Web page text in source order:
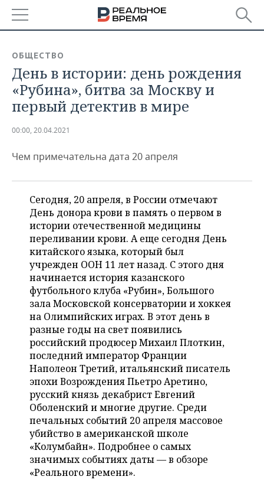
БАШКОРТОСТАН
ТАТАРСТАН
НОВОСТИ
АНАЛИТИКА
ДЕКЛАРАЦИИ О ДОХОДАХ
КОРОЛИ ГОСЗАКАЗА ПФО
ВУЗЫ ТАТАРСТАНА
КОМУ ПРИНАДЛЕЖАТ
ТОРГОВЫЕ ЦЕНТРЫ
ТАТАРСТАНА
НОВОСТИ ЭКОНОМИКИ
ФИНАНСЫ
БАНКИ
БЮДЖЕТ
ПРОМЫШЛЕННОСТЬ
НОВОСТИ
АГРОПРОМ
МАШИНОСТРОЕНИЕ
НЕФТЕХИМИЯ
НЕФТЬ
ОПК
ЭНЕРГЕТИКА
НЕДВИЖИМОСТЬ
НОВОСТИ НЕДВИЖИМОСТИ
АВТО
НОВОСТИ АВТО
БИЗНЕС
НОВОСТИ БИЗНЕСА
РОЗНИЧНАЯ ТОРГОВЛЯ
ТРАНСПОРТ
УСЛУГИ
ТЕХНОЛОГИИ
НОВОСТИ ТЕХНОЛОГИЙ
МЕДИА
ТЕЛЕКОММУНИКАЦИИ
МЕРОПРИЯТИЯ
НОВОСТИ МЕРОПРИЯТИЙ
ВЫЕЗДНАЯ РЕДАКЦИЯ
БИЗНЕС-БРАНЧИ
ONLINE-КОНФЕРЕНЦИИ
ОТКРЫТАЯ ЛЕКЦИЯ
СПОРТ
НОВОСТИ СПОРТА
ФУТБОЛ
ХОККЕЙ
БАСКЕТБОЛ
ВОЛЕЙБОЛ
КИБЕРСПОРТ
ОБЩЕСТВО
НОВОСТИ ОБЩЕСТВА
ВЛАСТЬ
ИНФРАСТРУКТУРА
ИСТОРИЯ
КУЛЬТУРА
ФОТОГАЛЕРЕЯ
СЮЖЕТЫ
СПРАВОЧНИК
СПИСОК ПЕРСОН
СПИСОК КОМПАНИЙ
ПОЛНАЯ ВЕРСИЯ
ОБЩЕСТВО
День в истории: день рождения
«Рубина», битва за Москву и
первый детектив в мире
00:00, 20.04.2021
Чем примечательна дата 20 апреля
Сегодня, 20 апреля, в России отмечают
День донора крови в память о первом в
истории отечественной медицины
переливании крови. А еще сегодня День
китайского языка, который был
учрежден ООН 11 лет назад. С этого дня
начинается история казанского
футбольного клуба «Рубин», Большого
зала Московской консерватории и хоккея
на Олимпийских играх. В этот день в
разные годы на свет появились
российский продюсер Михаил Плоткин,
последний император Франции
Наполеон Третий, итальянский писатель
эпохи Возрождения Пьетро Аретино,
русский князь декабрист Евгений
Оболенский и многие другие. Среди
печальных событий 20 апреля массовое
убийство в американской школе
«Колумбайн». Подробнее о самых
значимых событиях даты — в обзоре
«Реального времени».